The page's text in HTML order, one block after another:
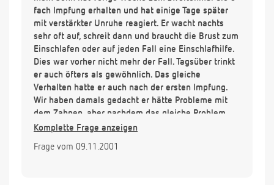
fach Impfung erhalten und hat einige Tage später
mit verstärkter Unruhe reagiert. Er wacht nachts
sehr oft auf, schreit dann und braucht die Brust zum
Einschlafen oder auf jeden Fall eine Einschlafhilfe.
Dies war vorher nicht mehr der Fall. Tagsüber trinkt
er auch öfters als gewöhnlich. Das gleiche
Verhalten hatte er auch nach der ersten Impfung.
Wir haben damals gedacht er hätte Probleme mit
dem Zahnen, aber nachdem das gleiche Problem
jetzt wieder auftaucht frage ich mich, ob es mit den
erst einige Tage nach der Impfung an und dauerte
Komplette Frage anzeigen
Frage vom 09.11.2001